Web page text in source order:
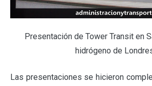
Presentación de Tower Transit en
hidrógeno de
Las presentaciones se hicieron